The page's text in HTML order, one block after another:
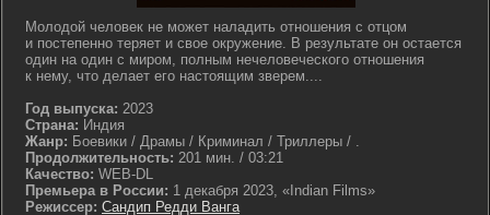
Молодой человек не может наладить отношения с отцом
и постепенно теряет и свое окружение. В результате он остается
один на один с миром, полным нечеловеческого отношения
к нему, что делает его настоящим зверем....
Год выпуска: 2023
Страна: Индия
Жанр: Боевики / Драмы / Криминал / Триллеры / .
Продолжительность: 201 мин. / 03:21
Качество: WEB-DL
Премьера в России: 1 декабря 2023, «Indian Films»
Режиссер: Сандип Редди Ванга